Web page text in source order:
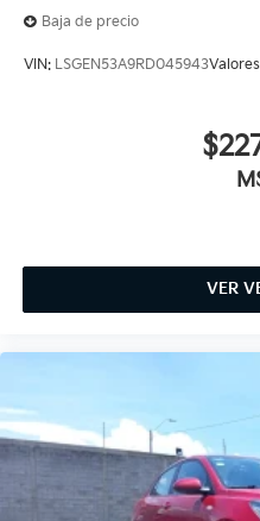
Baja de precio
VIN: LSGEN53A9RD045943
VER